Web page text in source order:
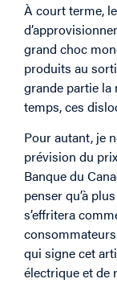
À court terme,
grand choc
produits au
grande partie la
temps, ces
Pour autant, je
prévision du
Banque du
penser qu’à
s’effritera
qui signe cet
électrique et de